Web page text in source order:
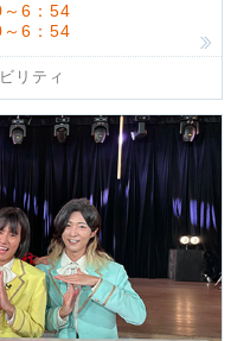
6：54
6：54
リティ